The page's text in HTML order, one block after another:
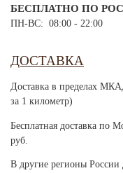
БЕСПЛАТНО ПО
ПН-ВС: 08:00 - 22:00
ДОСТАВКА
Доставка в пределах
за 1 километр)
Бесплатная доставка по
руб.
В другие регионы России